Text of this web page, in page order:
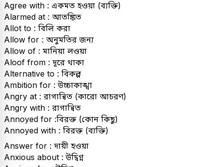
Agree with : একমত হওয়া (ব্যক্তি)
Alarmed at : আতঙ্কিত
Allot to : বিলি করা
Allow for : অনুমতির জন্য
Allow of : মানিয়া লওয়া
Aloof from : দূরে থাকা
Alternative to : বিকল্প
Ambition for : উচ্চাকাঙ্খা
Angry at : রাগান্বিত (কারো আচরণ)
Angry with : রাগান্বিত
Annoyed for :বিরক্ত (কোন কিছু)
Annoyed with : বিরক্ত (ব্যক্তি)
Answer for : দায়ী হওয়া
Anxious about : উদ্বিগ্ন